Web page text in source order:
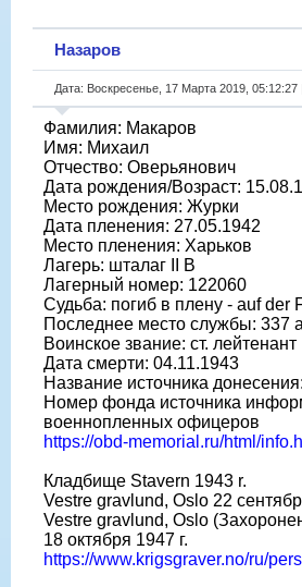
Назаров
Дата: Воскресенье, 17 Марта 2019,
Фамилия: Макаров
Имя: Михаил
Отчество: Оверьянович
Дата рождения/Возраст:
Место рождения: Журки
Дата пленения: 27.05.1942
Место пленения: Харьков
Лагерь: шталаг II B
Лагерный номер: 122060
Судьба: погиб в плену - auf der
Последнее место службы: 337
Воинское звание: ст. лейтенант
Дата смерти: 04.11.1943
Название источника
Номер фонда источника
военнопленных офицеров
https://obd-memorial.ru/html/
Кладбище Stavern 1943 r.
Vestre gravlund, Oslo 22‎
Vestre gravlund, Oslo
‎18‎ ‎октября‎ ‎1947‎ г.
https://www.krigsgraver.no/ru/